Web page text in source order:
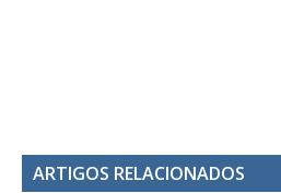
ARTIGOS RELACIONADOS